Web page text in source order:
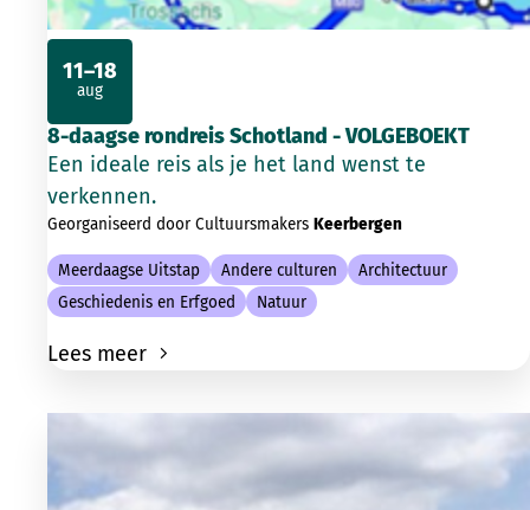
8-daagse rondreis Schotland - VOLGEBOEKT
Een ideale reis als je het land wenst te
verkennen.
Georganiseerd door Cultuursmakers Keerbergen
Meerdaagse Uitstap Andere culturen
Architectuur
Geschiedenis en Erfgoed
Natuur
Lees meer
11–18
aug
2026